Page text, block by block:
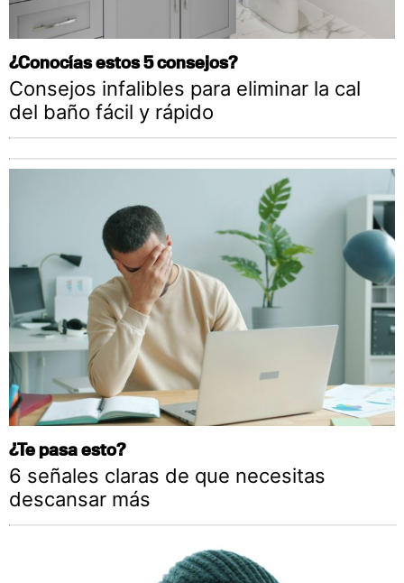
¿Conocías estos 5 consejos?
Consejos infalibles para eliminar la cal
del baño fácil y rápido
¿Te pasa esto?
6 señales claras de que necesitas
descansar más